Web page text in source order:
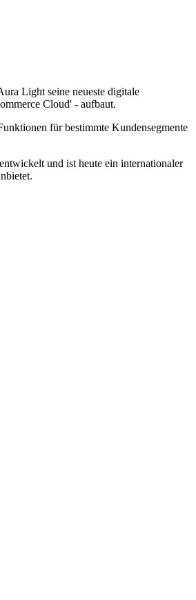
Light seine neueste digitale
Cloud' - aufbaut.
für bestimmte Kundensegmente
und ist heute ein internationaler